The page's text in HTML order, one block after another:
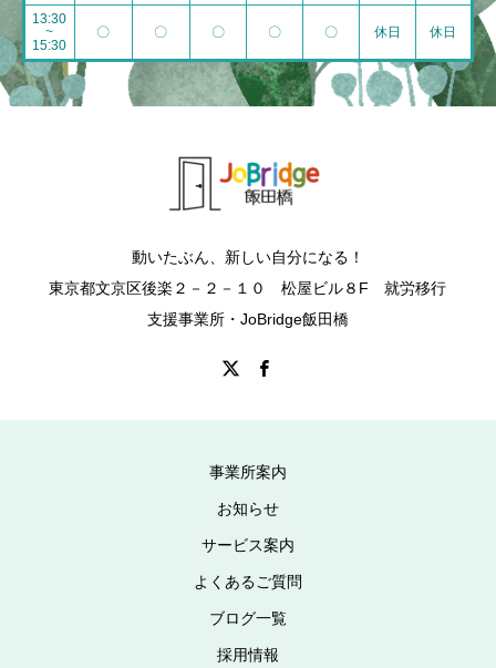
13:30
~
15:30
〇 〇 〇 〇 〇 休日 休日
動いたぶん、新しい自分になる！
東京都文京区後楽２－２－１０ 松屋ビル８F 就労移行
支援事業所・JoBridge飯田橋
事業所案内
お知らせ
サービス案内
よくあるご質問
ブログ一覧
採用情報